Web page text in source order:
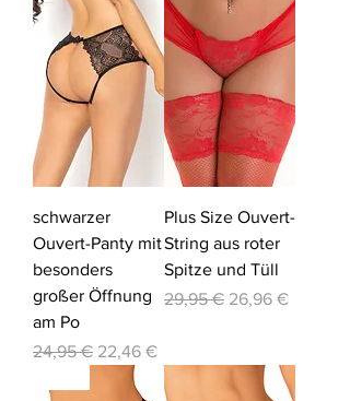
schwarzer
Ouvert-Panty mit
besonders
großer Öffnung
am Po
Standardpreis
24,95 € Sale-Preis
22,46 €
Plus Size Ouvert-
String aus roter
Spitze und Tüll
Standardpreis
29,95 € Sale-Preis
26,96 €